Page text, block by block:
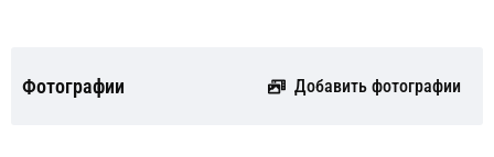
Фотографии Добавить фотографии